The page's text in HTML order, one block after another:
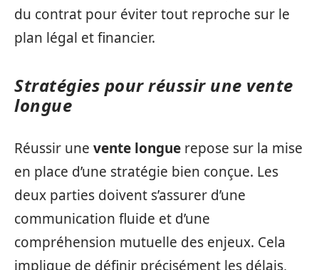
du contrat pour éviter tout reproche sur le
plan légal et financier.
Stratégies pour réussir une vente
longue
Réussir une vente longue repose sur la mise
en place d’une stratégie bien conçue. Les
deux parties doivent s’assurer d’une
communication fluide et d’une
compréhension mutuelle des enjeux. Cela
implique de définir précisément les délais,